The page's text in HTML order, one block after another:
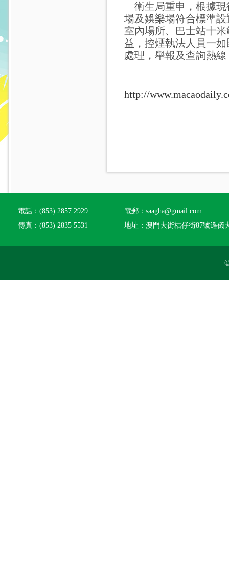
衛生局重申，根據現
場及娛樂場符合標準
室內場所、巴士站十
益，控煙執法人員一
處理，舉報及查詢熱
http://
電話：(853) 2857 2929
傳真：(853) 2835 5531
電郵：saagha@gmail.com
地址：澳門大街桔仔街87號遜儀